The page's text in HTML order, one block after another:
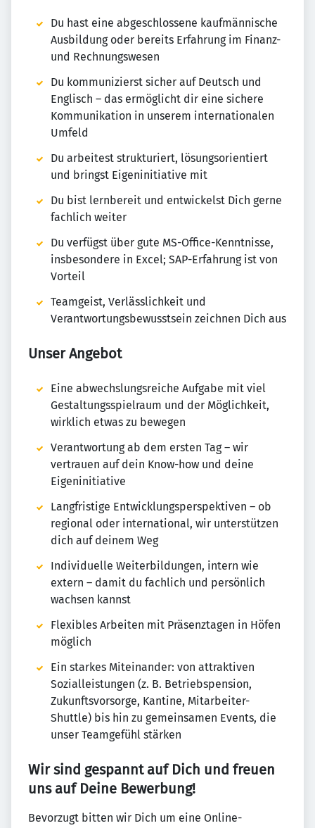
Du hast eine abgeschlossene kaufmännische
Ausbildung oder bereits Erfahrung im Finanz-
und Rechnungswesen
Du kommunizierst sicher auf Deutsch und
Englisch – das ermöglicht dir eine sichere
Kommunikation in unserem internationalen
Umfeld
Du arbeitest strukturiert, lösungsorientiert
und bringst Eigeninitiative mit
Du bist lernbereit und entwickelst Dich gerne
fachlich weiter
Du verfügst über gute MS-Office-Kenntnisse,
insbesondere in Excel; SAP-Erfahrung ist von
Vorteil
Teamgeist, Verlässlichkeit und
Verantwortungsbewusstsein zeichnen Dich aus
Unser Angebot
Eine abwechslungsreiche Aufgabe mit viel
Gestaltungsspielraum und der Möglichkeit,
wirklich etwas zu bewegen
Verantwortung ab dem ersten Tag – wir
vertrauen auf dein Know-how und deine
Eigeninitiative
Langfristige Entwicklungsperspektiven – ob
regional oder international, wir unterstützen
dich auf deinem Weg
Individuelle Weiterbildungen, intern wie
extern – damit du fachlich und persönlich
wachsen kannst
Flexibles Arbeiten mit Präsenztagen in Höfen
möglich
Ein starkes Miteinander: von attraktiven
Sozialleistungen (z. B. Betriebspension,
Zukunftsvorsorge, Kantine, Mitarbeiter-
Shuttle) bis hin zu gemeinsamen Events, die
unser Teamgefühl stärken
Wir sind gespannt auf Dich und freuen
uns auf Deine Bewerbung!
Bevorzugt bitten wir Dich um eine Online-